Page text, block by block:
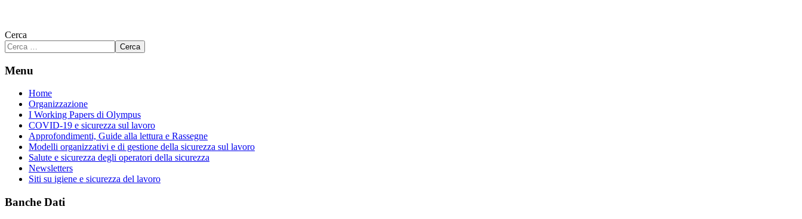
Cerca
Cerca
Menu
Home
Organizzazione
I Working Papers di Olympus
COVID-19 e sicurezza sul lavoro
Approfondimenti, Guide alla lettura e Rassegne
Modelli organizzativi e di gestione della sicurezza sul lavoro
Salute e sicurezza degli operatori della sicurezza
Newsletters
Siti su igiene e sicurezza del lavoro
Banche Dati